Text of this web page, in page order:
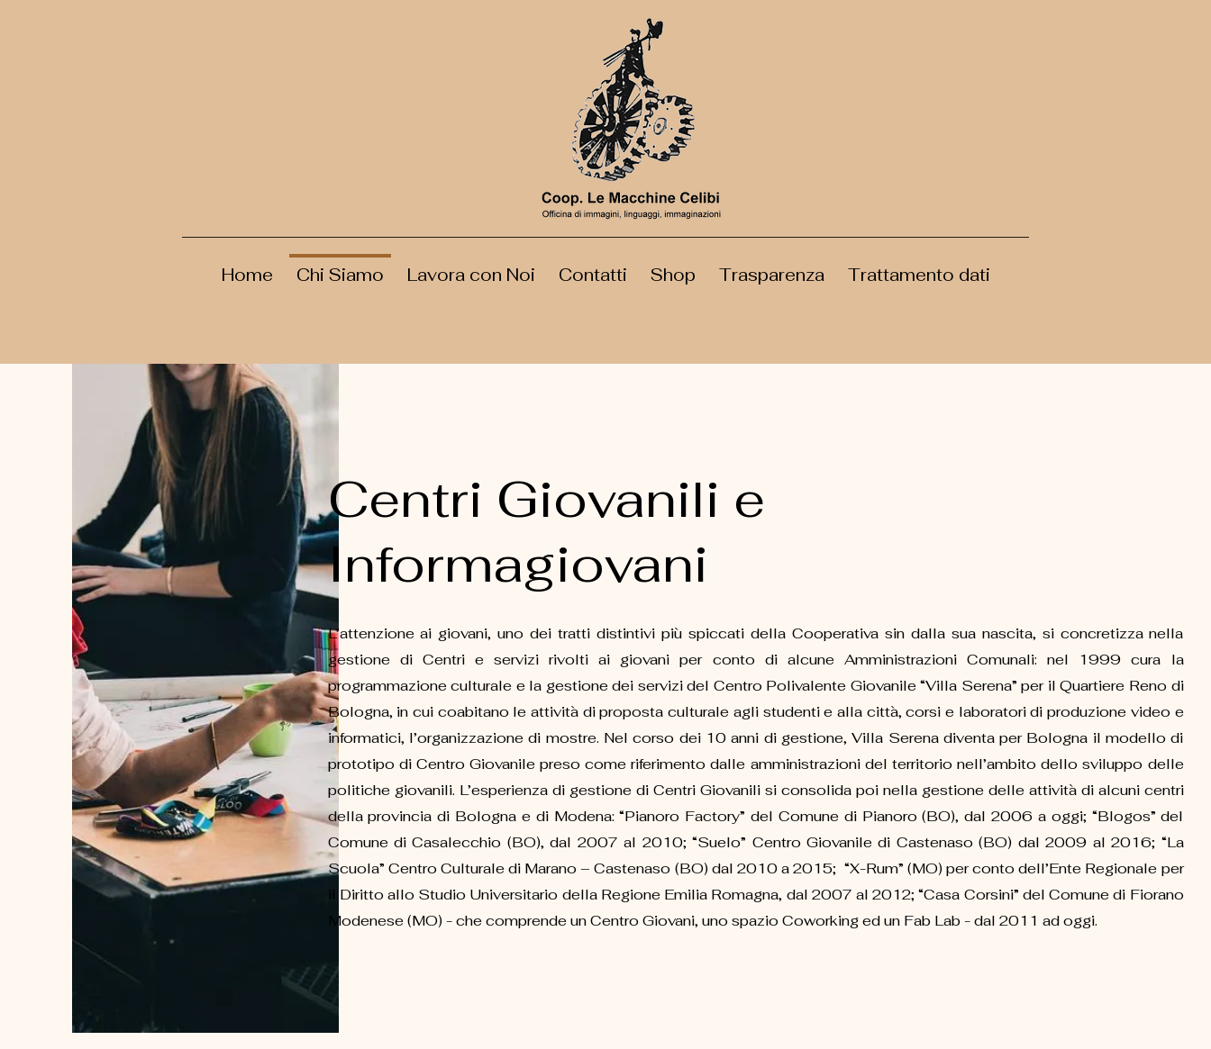
Home Chi Siamo Lavora con Noi Contatti Shop Trasparenza Trattamento dati
Centri Giovanili e
Informagiovani
L’attenzione ai giovani, uno dei tratti distintivi più spiccati della Cooperativa sin dalla sua nascita, si concretizza nella
gestione di Centri e servizi rivolti ai giovani per conto di alcune Amministrazioni Comunali: nel 1999 cura la
programmazione culturale e la gestione dei servizi del Centro Polivalente Giovanile “Villa Serena” per il Quartiere Reno di
Bologna, in cui coabitano le attività di proposta culturale agli studenti e alla città, corsi e laboratori di produzione video e
informatici, l’organizzazione di mostre. Nel corso dei 10 anni di gestione, Villa Serena diventa per Bologna il modello di
prototipo di Centro Giovanile preso come riferimento dalle amministrazioni del territorio nell’ambito dello sviluppo delle
politiche giovanili. L’esperienza di gestione di Centri Giovanili si consolida poi nella gestione delle attività di alcuni centri
della provincia di Bologna e di Modena: “Pianoro Factory” del Comune di Pianoro (BO), dal 2006 a oggi; “Blogos” del
Comune di Casalecchio (BO), dal 2007 al 2010; “Suelo” Centro Giovanile di Castenaso (BO) dal 2009 al 2016; “La
Scuola” Centro Culturale di Marano – Castenaso (BO) dal 2010 a 2015; “X-Rum” (MO) per conto dell’Ente Regionale per
il Diritto allo Studio Universitario della Regione Emilia Romagna, dal 2007 al 2012; “Casa Corsini” del Comune di Fiorano
Modenese (MO) - che comprende un Centro Giovani, uno spazio Coworking ed un Fab Lab - dal 2011 ad oggi.